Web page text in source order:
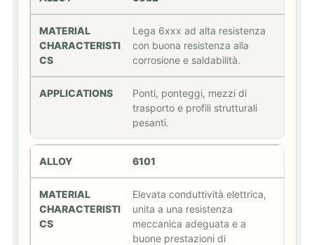
Lega 6xxx ad alta resistenza
con buona resistenza alla
corrosione e saldabilità.
Ponti, ponteggi, mezzi di
trasporto e profili strutturali
pesanti.
6101
Elevata conduttività elettrica,
unita a una resistenza
meccanica adeguata e a
buone prestazioni di